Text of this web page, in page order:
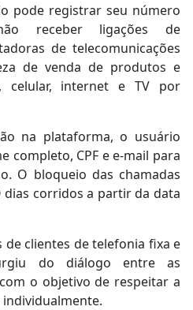
pode registrar seu número
receber ligações de
de telecomunicações
de venda de produtos e
celular, internet e TV por
na plataforma, o usuário
completo, CPF e e-mail para
O bloqueio das chamadas
dias corridos a partir da data
de clientes de telefonia fixa e
do diálogo entre as
o objetivo de respeitar a